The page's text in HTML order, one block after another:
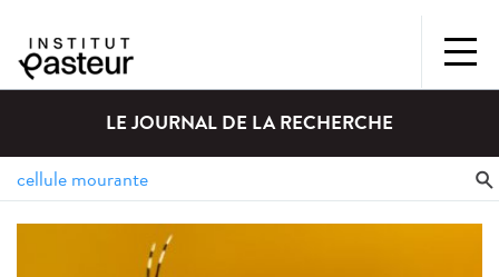
LE JOURNAL DE LA RECHERCHE